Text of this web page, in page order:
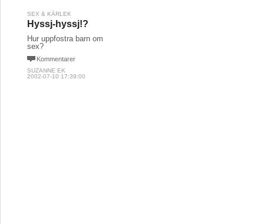
SEX & KÄRLEK
Hyssj-hyssj!?
Hur uppfostra barn om
sex?
Kommentarer
SUZANNE EK
2002-07-10 17:39:00